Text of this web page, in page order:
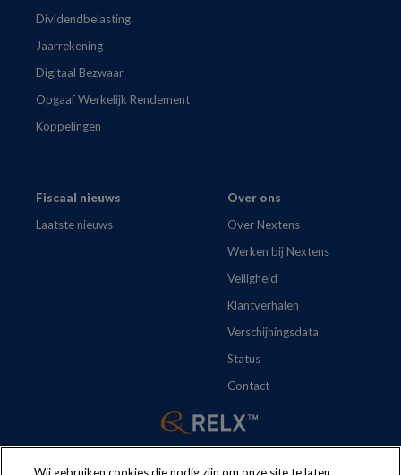
Dividendbelasting
Jaarrekening
Digitaal Bezwaar
Opgaaf Werkelijk Rendement
Koppelingen
Fiscaal nieuws
Laatste nieuws
Over ons
Over Nextens
Werken bij Nextens
Veiligheid
Klantverhalen
Verschijningsdata
Status
Contact